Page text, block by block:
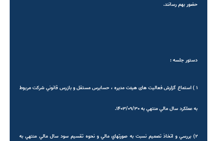
حضور بهم رسانند.
دستور جلسه :
۱ ) استماع گزارش فعالیت های هيئت مديره ، حسابرس مستقل و بازرس قانوني شركت مربوط
به عملكرد سال مالي منتهي به ۱۴۰۳/۰۹/۳۰.
۲) بررسي و اتخاذ تصميم نسبت به صورتهاي مالي و نحوه تقسيم سود سال مالي منتهي به